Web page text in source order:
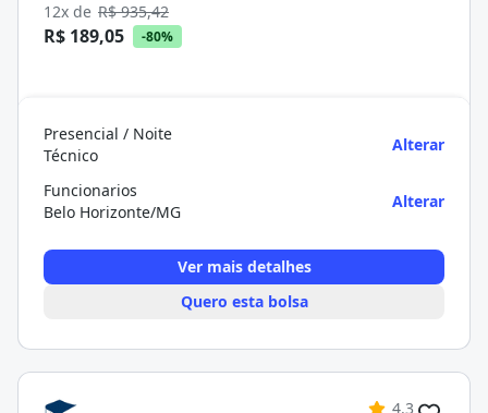
12x de R$ 935,42
R$ 189,05 -80%
Presencial / Noite
Técnico
Alterar
Funcionarios
Belo Horizonte/MG
Alterar
Ver mais detalhes
Quero esta bolsa
4.3